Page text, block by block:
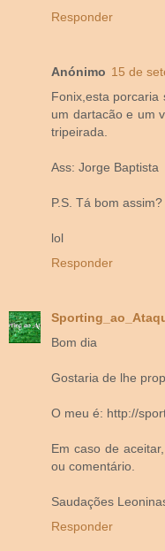
Responder
Anónimo 15 de
Fonix,esta porcaria
um dartacão e um
tripeirada.
Ass: Jorge Baptista
P.S. Tá bom assim?
lol
Responder
Bom dia
Gostaria de lhe
O meu é: http://
Em caso de
ou comentário.
Saudações
Responder